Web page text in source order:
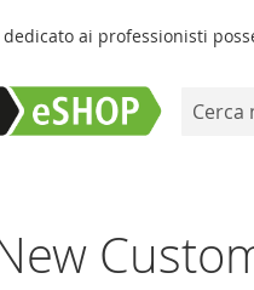
ai professionisti